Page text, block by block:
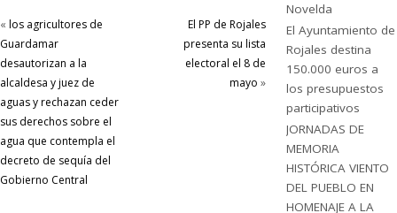
« los agricultores de
Guardamar
desautorizan a la
alcaldesa y juez de
aguas y rechazan ceder
sus derechos sobre el
agua que contempla el
decreto de sequía del
Gobierno Central
El PP de Rojales
presenta su lista
electoral el 8 de
mayo »
Novelda
El Ayuntamiento de
Rojales destina
150.000 euros a
los presupuestos
participativos
JORNADAS DE
MEMORIA
HISTÓRICA VIENTO
DEL PUEBLO EN
HOMENAJE A LA